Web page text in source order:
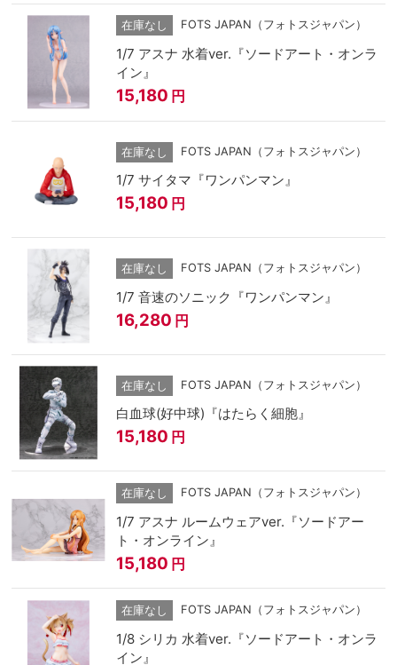
在庫なし FOTS JAPAN（フォトスジャパン）
1/7 アスナ 水着ver.『ソードアート・オンラ
イン』
15,180 円
在庫なし FOTS JAPAN（フォトスジャパン）
1/7 サイタマ『ワンパンマン』
15,180 円
在庫なし FOTS JAPAN（フォトスジャパン）
1/7 音速のソニック『ワンパンマン』
16,280 円
在庫なし FOTS JAPAN（フォトスジャパン）
白血球(好中球)『はたらく細胞』
15,180 円
在庫なし FOTS JAPAN（フォトスジャパン）
1/7 アスナ ルームウェアver.『ソードアー
ト・オンライン』
15,180 円
在庫なし FOTS JAPAN（フォトスジャパン）
1/8 シリカ 水着ver.『ソードアート・オンラ
イン』